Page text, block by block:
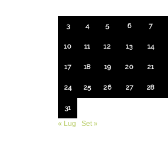
3 4 5 6 7
10 11 12 13 14
17 18 19 20 21
24 25 26 27 28
31
« Lug
Set »